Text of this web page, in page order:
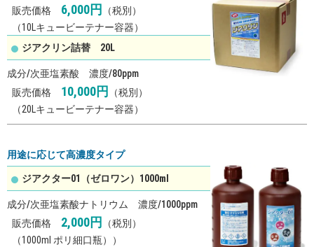
販売価格 6,000円
（税別）
（10Lキュービーテナー容器）
ジアクリン詰替 20L
成分/次亜塩素酸 濃度/80ppm
販売価格 10,000円
（税別）
（20Lキュービーテナー容器）
用途に応じて高濃度タイプ
ジアクター01（ゼロワン）1000ml
成分/次亜塩素酸ナトリウム 濃度/1000ppm
販売価格 2,000円
（税別）
（1000ml ポリ細口瓶））